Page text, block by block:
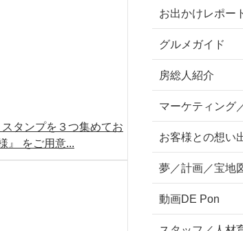
タンプを３つ集めてお
』 をご用意...
お出かけレポー
グルメガイド
房総人紹介
マーケティング
お客様との想い
夢／計画／宝地
動画DE Pon